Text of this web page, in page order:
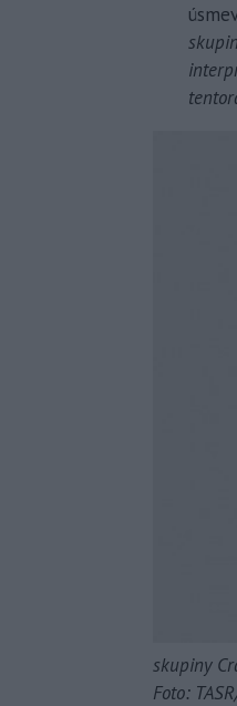
skupiny
Foto: